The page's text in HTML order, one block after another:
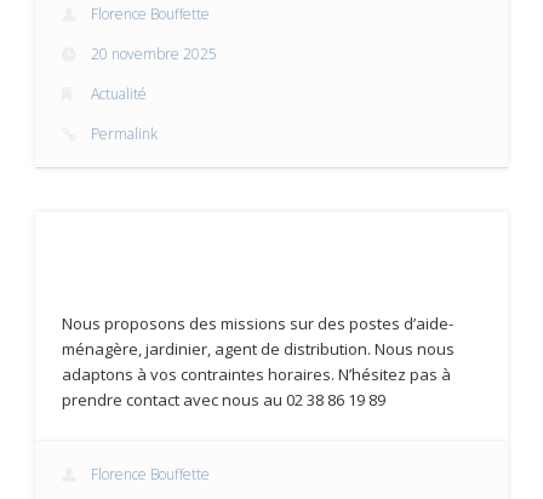
Florence Bouffette
20 novembre 2025
Actualité
Permalink
Nous proposons des missions sur des postes d’aide-
ménagère, jardinier, agent de distribution. Nous nous
adaptons à vos contraintes horaires. N’hésitez pas à
prendre contact avec nous au 02 38 86 19 89
Florence Bouffette